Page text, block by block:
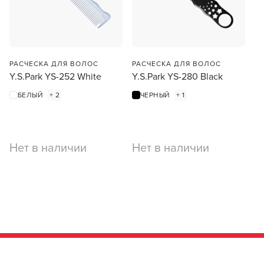
Особенности ножниц
С упором для пальца
ВСЕ ХАРАКТЕРИСТИКИ
Finland Oy, одного из крупнейших производителей
средств по уходу за волосами и кожей головы. Все
современным стандартам качества.
РАСЧЕСКА ДЛЯ ВОЛОС
Y.S.Park YS-252 White
БЕЛЫЙ + 2
Нет в наличии
РАСЧЕСКА ДЛЯ ВОЛОС
Y.S.Park YS-280 Black
ЧЕРНЫЙ + 1
Нет в наличии